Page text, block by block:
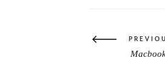
Beitragsnavigation
PREVIOUS